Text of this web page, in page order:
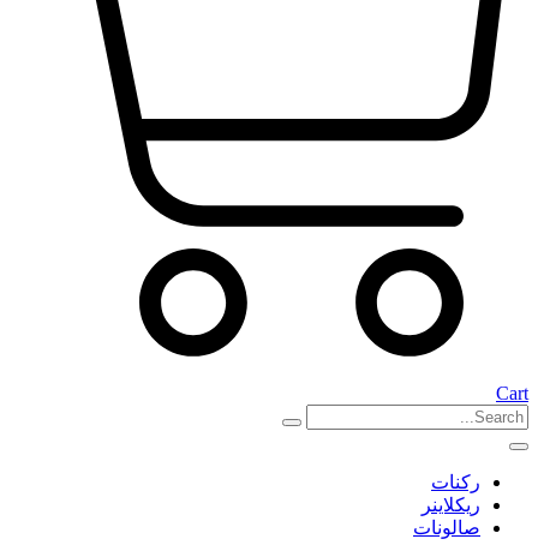
Cart
ركنات
ريكلاينر
صالونات